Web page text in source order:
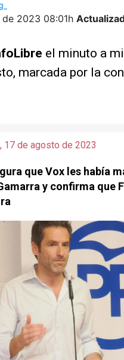
de 2023 08:01h
el minuto a
marcada por la
17 de agosto de 2023
que Vox les había
y confirma que